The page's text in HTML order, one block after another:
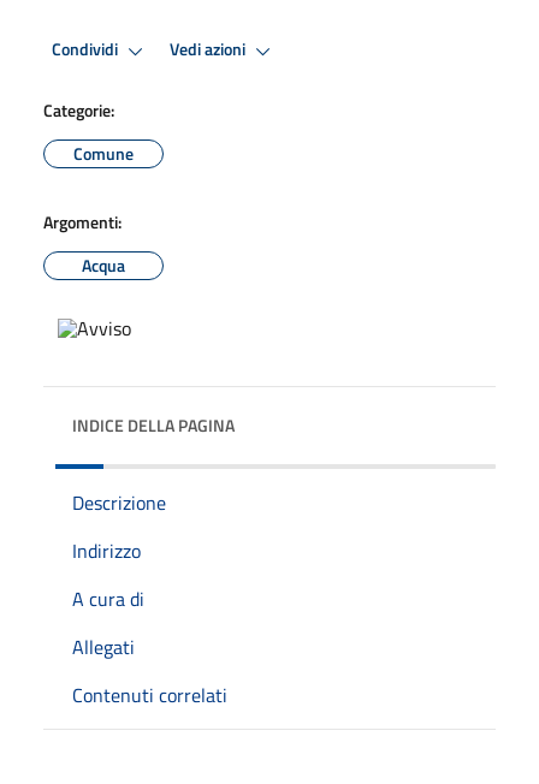
Condividi Vedi azioni
Categorie:
Comune
Argomenti:
Acqua
INDICE DELLA PAGINA
Descrizione
Indirizzo
A cura di
Allegati
Contenuti correlati